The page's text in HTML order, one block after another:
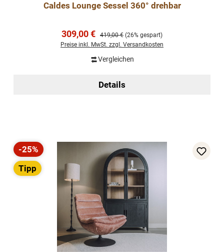
Caldes Lounge Sessel 360° drehbar
Verkaufspreis:
309,00 € Regulärer Preis:
419,00 € (26% gespart)
Preise inkl. MwSt. zzgl. Versandkosten
Vergleichen
Details
Rabatt
-25%
Tipp